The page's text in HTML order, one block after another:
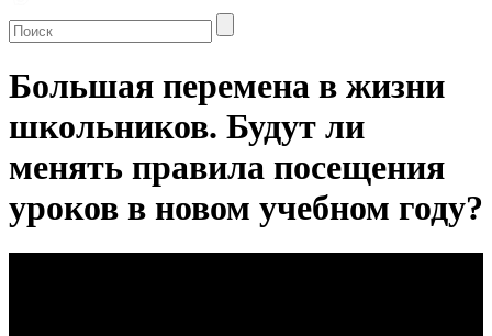
Большая перемена в жизни
школьников. Будут ли
менять правила посещения
уроков в новом учебном году?